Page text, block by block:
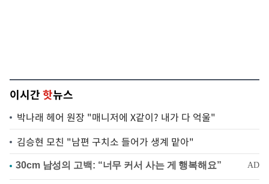
이시간핫뉴스
박나래 헤어 원장 "매니저에 X같이? 내가 다 억울"
김승현 모친 "남편 구치소 들어가 생계 맡아"